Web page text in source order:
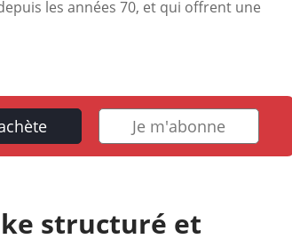
les années 70, et qui offrent une
Je m'abonne
structuré et